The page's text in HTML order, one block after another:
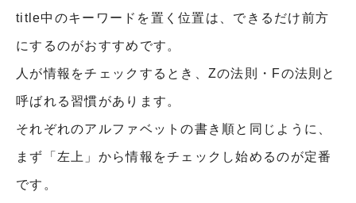
title中のキーワードを置く位置は、できるだけ前方
にするのがおすすめです。
人が情報をチェックするとき、Zの法則・Fの法則と
呼ばれる習慣があります。
それぞれのアルファベットの書き順と同じように、
まず「左上」から情報をチェックし始めるのが定番
です。